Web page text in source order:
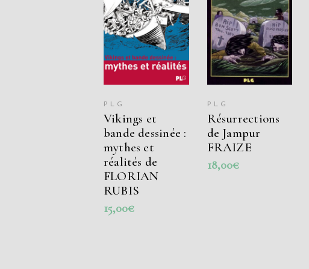
AJOUTER AU
PANIER
PLG
Vikings et
bande dessinée :
mythes et
réalités de
FLORIAN
RUBIS
15,00€
AJOUTER AU
PANIER
PLG
Résurrections
de Jampur
FRAIZE
18,00€